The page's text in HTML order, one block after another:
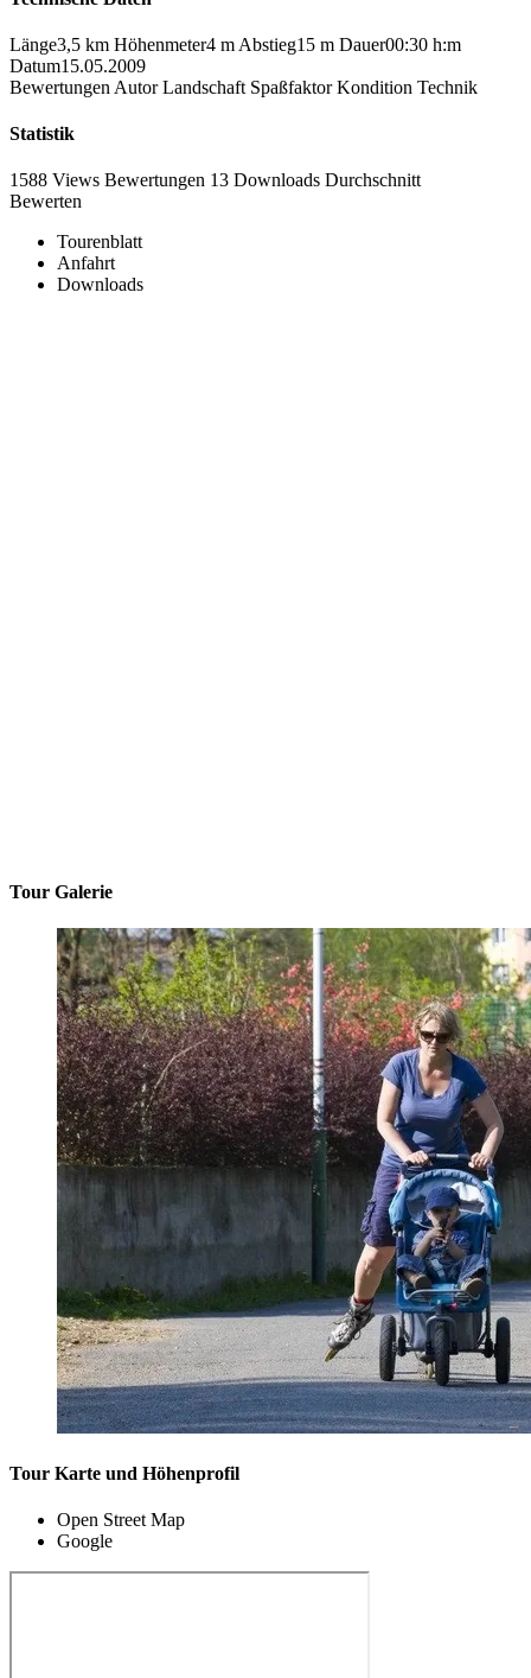
Länge3,5 km Höhenmeter4 m Abstieg15 m Dauer00:30 h:m
Datum15.05.2009
Bewertungen Autor Landschaft Spaßfaktor Kondition Technik
Statistik
1588 Views Bewertungen 13 Downloads Durchschnitt
Bewerten
Tourenblatt
Anfahrt
Downloads
Tour Galerie
Tour Karte und Höhenprofil
Open Street Map
Google